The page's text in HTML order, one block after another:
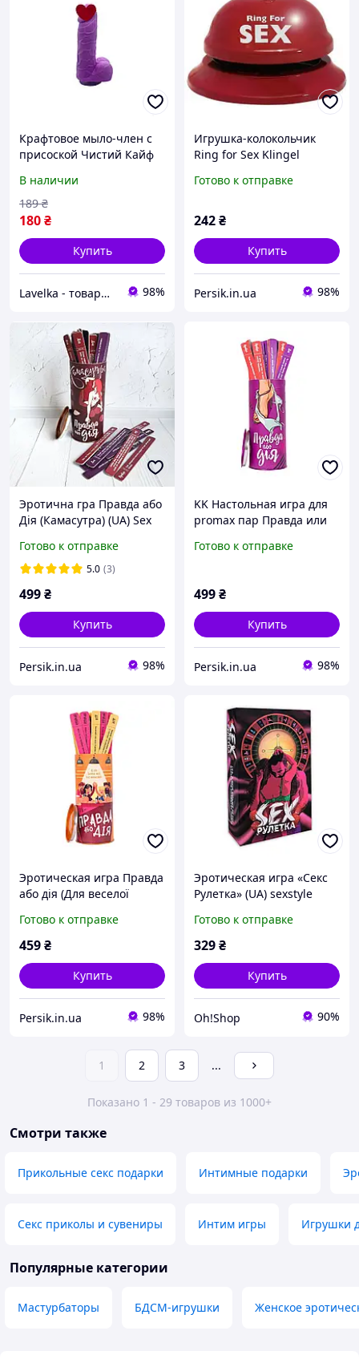
Крафтовое мыло-член с
присоской Чистий Кайф
Sexual Fantasy
В наличии
180₴
189 ₴
Купить
Lavelka - товары для удовольствия 98%
Игрушка-колокольчик
Ring for Sex Klingel
Готово к отправке
242₴
Купить
Persik.in.ua 98%
Эротична гра Правда або
Дія (Камасутра) (UA) Sex
Готово к отправке
5.0 (3)
499₴
Купить
Persik.in.ua 98%
KK Настольная игра для
promax пар Правда или
языке 18+. pro25\K
Готово к отправке
499₴
Купить
Persik.in.ua 98%
Эротическая игра Правда
або дія (Для веселої
Готово к отправке
459₴
Купить
Persik.in.ua 98%
Эротическая игра «Секс
Рулетка» (UA) sexstyle
Готово к отправке
329₴
Купить
Oh!Shop 90%
1 2 3 ...
Показано 1 - 29 товаров из 1000+
Смотри также
Прикольные секс подарки Интимные подарки
Секс приколы и сувениры Интим игры Игрушки
Популярные категории
Мастурбаторы БДСМ-игрушки Женское